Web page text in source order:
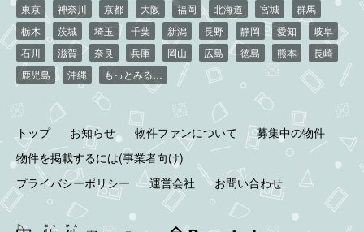
東京 神奈川 京都 大阪 福岡 北海道 宮城
群馬
栃木
茨城 埼玉 千葉 新潟 長野 静岡 愛知
岐阜
石川
滋賀 奈良 兵庫 岡山 広島 徳島 熊本
長崎
鹿児島
沖縄 もっとみる…
トップ お知らせ 物件ファンについて
募集中の物件
物件を掲載するには(事業者向け)
プライバシーポリシー
運営会社 お問い合わせ